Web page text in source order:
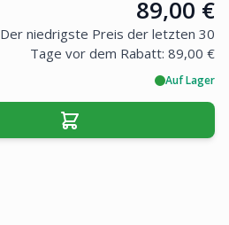
Price:
89,00 €
Der niedrigste Preis der letzten 30
Tage vor dem Rabatt: 89,00 €
Auf Lager